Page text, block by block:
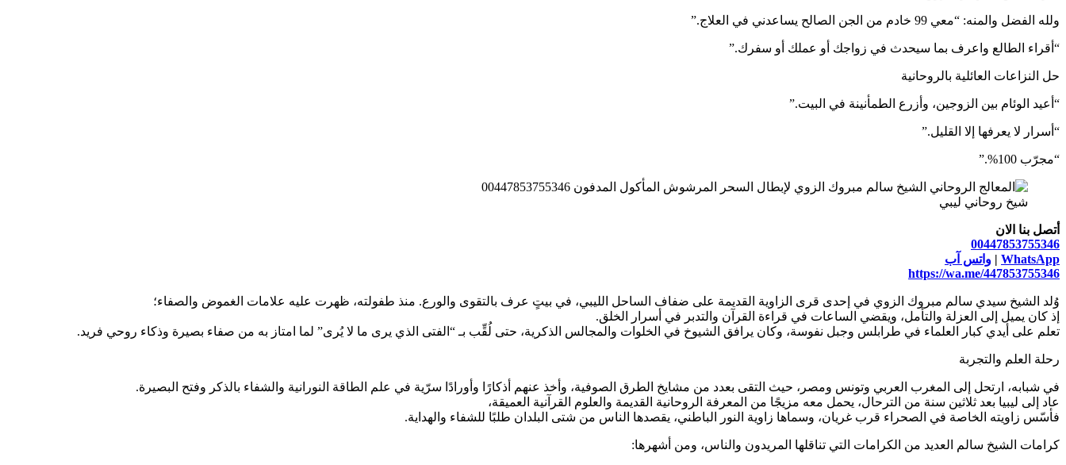
ولله الفضل والمنه: “معي 99 خادم من الجن الصالح يساعدني في العلاج.”
“أقراء الطالع واعرف بما سيحدث في زواجك أو عملك أو سفرك.”
حل النزاعات العائلية بالروحانية
“أعيد الوئام بين الزوجين، وأزرع الطمأنينة في البيت.”
“أسرار لا يعرفها إلا القليل.”
“مجرّب 100%.”
شيخ روحاني ليبي
أتصل بنا الان
00447853755346
WhatsApp
| واتس آب
https://wa.me/447853755346
وُلد الشيخ سيدي سالم مبروك الزوي في إحدى قرى الزاوية القديمة على ضفاف الساحل الليبي، في بيتٍ عرف بالتقوى والورع. منذ طفولته، ظهرت عليه علامات الغموض والصفاء؛
إذ كان يميل إلى العزلة والتأمل، ويقضي الساعات في قراءة القرآن والتدبر في أسرار الخلق.
تعلم على أيدي كبار العلماء في طرابلس وجبل نفوسة، وكان يرافق الشيوخ في الخلوات والمجالس الذكرية، حتى لُقِّب بـ “الفتى الذي يرى ما لا يُرى” لما امتاز به من صفاء بصيرة وذكاء روحي فريد.
رحلة العلم والتجربة
في شبابه، ارتحل إلى المغرب العربي وتونس ومصر، حيث التقى بعدد من مشايخ الطرق الصوفية، وأخذ عنهم أذكارًا وأورادًا سرّية في علم الطاقة النورانية والشفاء بالذكر وفتح البصيرة.
عاد إلى ليبيا بعد ثلاثين سنة من الترحال، يحمل معه مزيجًا من المعرفة الروحانية القديمة والعلوم القرآنية العميقة،
فأسّس زاويته الخاصة في الصحراء قرب غريان، وسماها زاوية النور الباطني، يقصدها الناس من شتى البلدان طلبًا للشفاء والهداية.
كرامات الشيخ سالم العديد من الكرامات التي تناقلها المريدون والناس، ومن أشهرها: